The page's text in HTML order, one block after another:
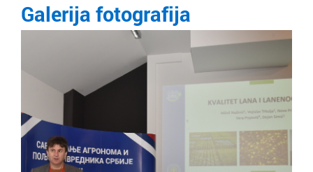
Galerija fotografija